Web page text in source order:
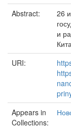
Abstract:
26
и
URI:
Appears in
Collections: